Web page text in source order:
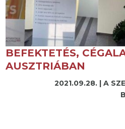
BEFEKTETÉS,
AUSZTRIÁBAN
2021.09.28.| A